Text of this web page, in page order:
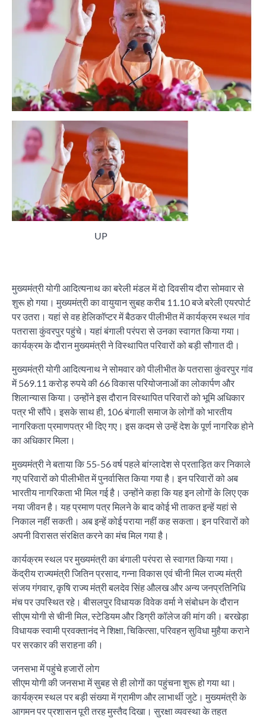
UP
मुख्यमंत्री योगी आदित्यनाथ का बरेली मंडल में दो दिवसीय दौरा सोमवार से
शुरू हो गया। मुख्यमंत्री का वायुयान सुबह करीब 11.10 बजे बरेली एयरपोर्ट
पर उतरा। यहां से वह हेलिकॉप्टर में बैठकर पीलीभीत में कार्यक्रम स्थल गांव
पतरासा कुंवरपुर पहुंचे। यहां बंगाली परंपरा से उनका स्वागत किया गया।
कार्यक्रम के दौरान मुख्यमंत्री ने विस्थापित परिवारों को बड़ी सौगात दी।
मुख्यमंत्री योगी आदित्यनाथ ने सोमवार को पीलीभीत के पतरासा कुंवरपुर गांव
में 569.11 करोड़ रुपये की 66 विकास परियोजनाओं का लोकार्पण और
शिलान्यास किया। उन्होंने इस दौरान विस्थापित परिवारों को भूमि अधिकार
पत्र भी सौंपे। इसके साथ ही, 106 बंगाली समाज के लोगों को भारतीय
नागरिकता प्रमाणपत्र भी दिए गए। इस कदम से उन्हें देश के पूर्ण नागरिक होने
का अधिकार मिला।
मुख्यमंत्री ने बताया कि 55-56 वर्ष पहले बांग्लादेश से प्रताड़ित कर निकाले
गए परिवारों को पीलीभीत में पुनर्वासित किया गया है। इन परिवारों को अब
भारतीय नागरिकता भी मिल गई है। उन्होंने कहा कि यह इन लोगों के लिए एक
नया जीवन है। यह प्रमाण पत्र मिलने के बाद कोई भी ताकत इन्हें यहां से
निकाल नहीं सकती। अब इन्हें कोई पराया नहीं कह सकता। इन परिवारों को
अपनी विरासत संरक्षित करने का मंच मिल गया है।
कार्यक्रम स्थल पर मुख्यमंत्री का बंगाली परंपरा से स्वागत किया गया।
केंद्रीय राज्यमंत्री जितिन प्रसाद, गन्ना विकास एवं चीनी मिल राज्य मंत्री
संजय गंगवार, कृषि राज्य मंत्री बलदेव सिंह औलख और अन्य जनप्रतिनिधि
मंच पर उपस्थित रहे। बीसलपुर विधायक विवेक वर्मा ने संबोधन के दौरान
सीएम योगी से चीनी मिल, स्टेडियम और डिग्री कॉलेज की मांग की। बरखेड़ा
विधायक स्वामी प्रवक्तानंद ने शिक्षा, चिकित्सा, परिवहन सुविधा मुहैया कराने
पर सरकार की सराहना की।
जनसभा में पहुंचे हजारों लोग
सीएम योगी की जनसभा में सुबह से ही लोगों का पहुंचना शुरू हो गया था।
कार्यक्रम स्थल पर बड़ी संख्या में ग्रामीण और लाभार्थी जुटे। मुख्यमंत्री के
आगमन पर प्रशासन पूरी तरह मुस्तैद दिखा। सुरक्षा व्यवस्था के तहत